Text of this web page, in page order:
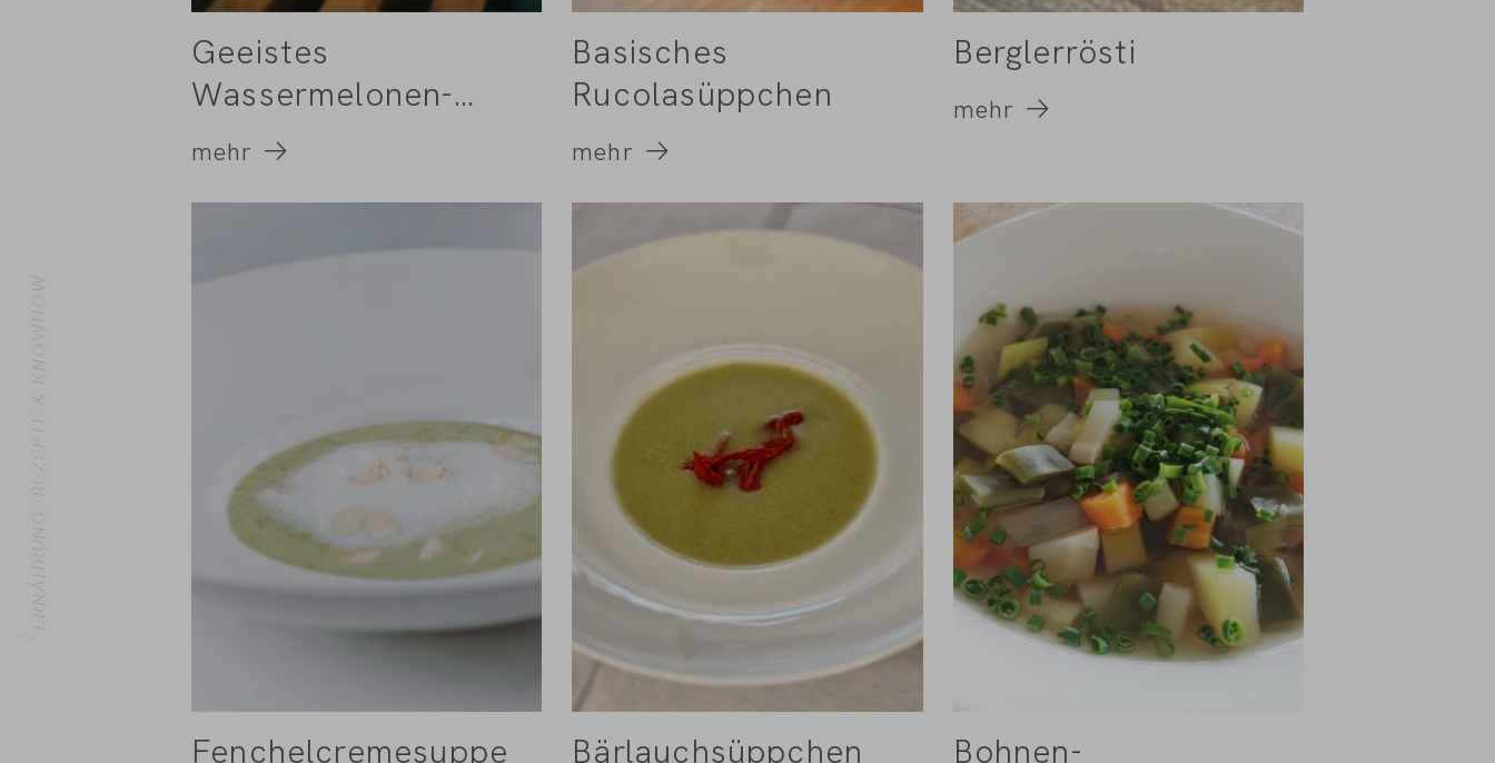
HOMEERNÄHRUNG
REZEPTE & KNOWHOW
Geeistes
Wassermelonen-
Tomaten-Süppchen
mehr
Basisches
Rucolasüppchen
mehr
Berglerrösti
mehr
Fenchelcremesuppe Bärlauchsüppchen
Bohnen-